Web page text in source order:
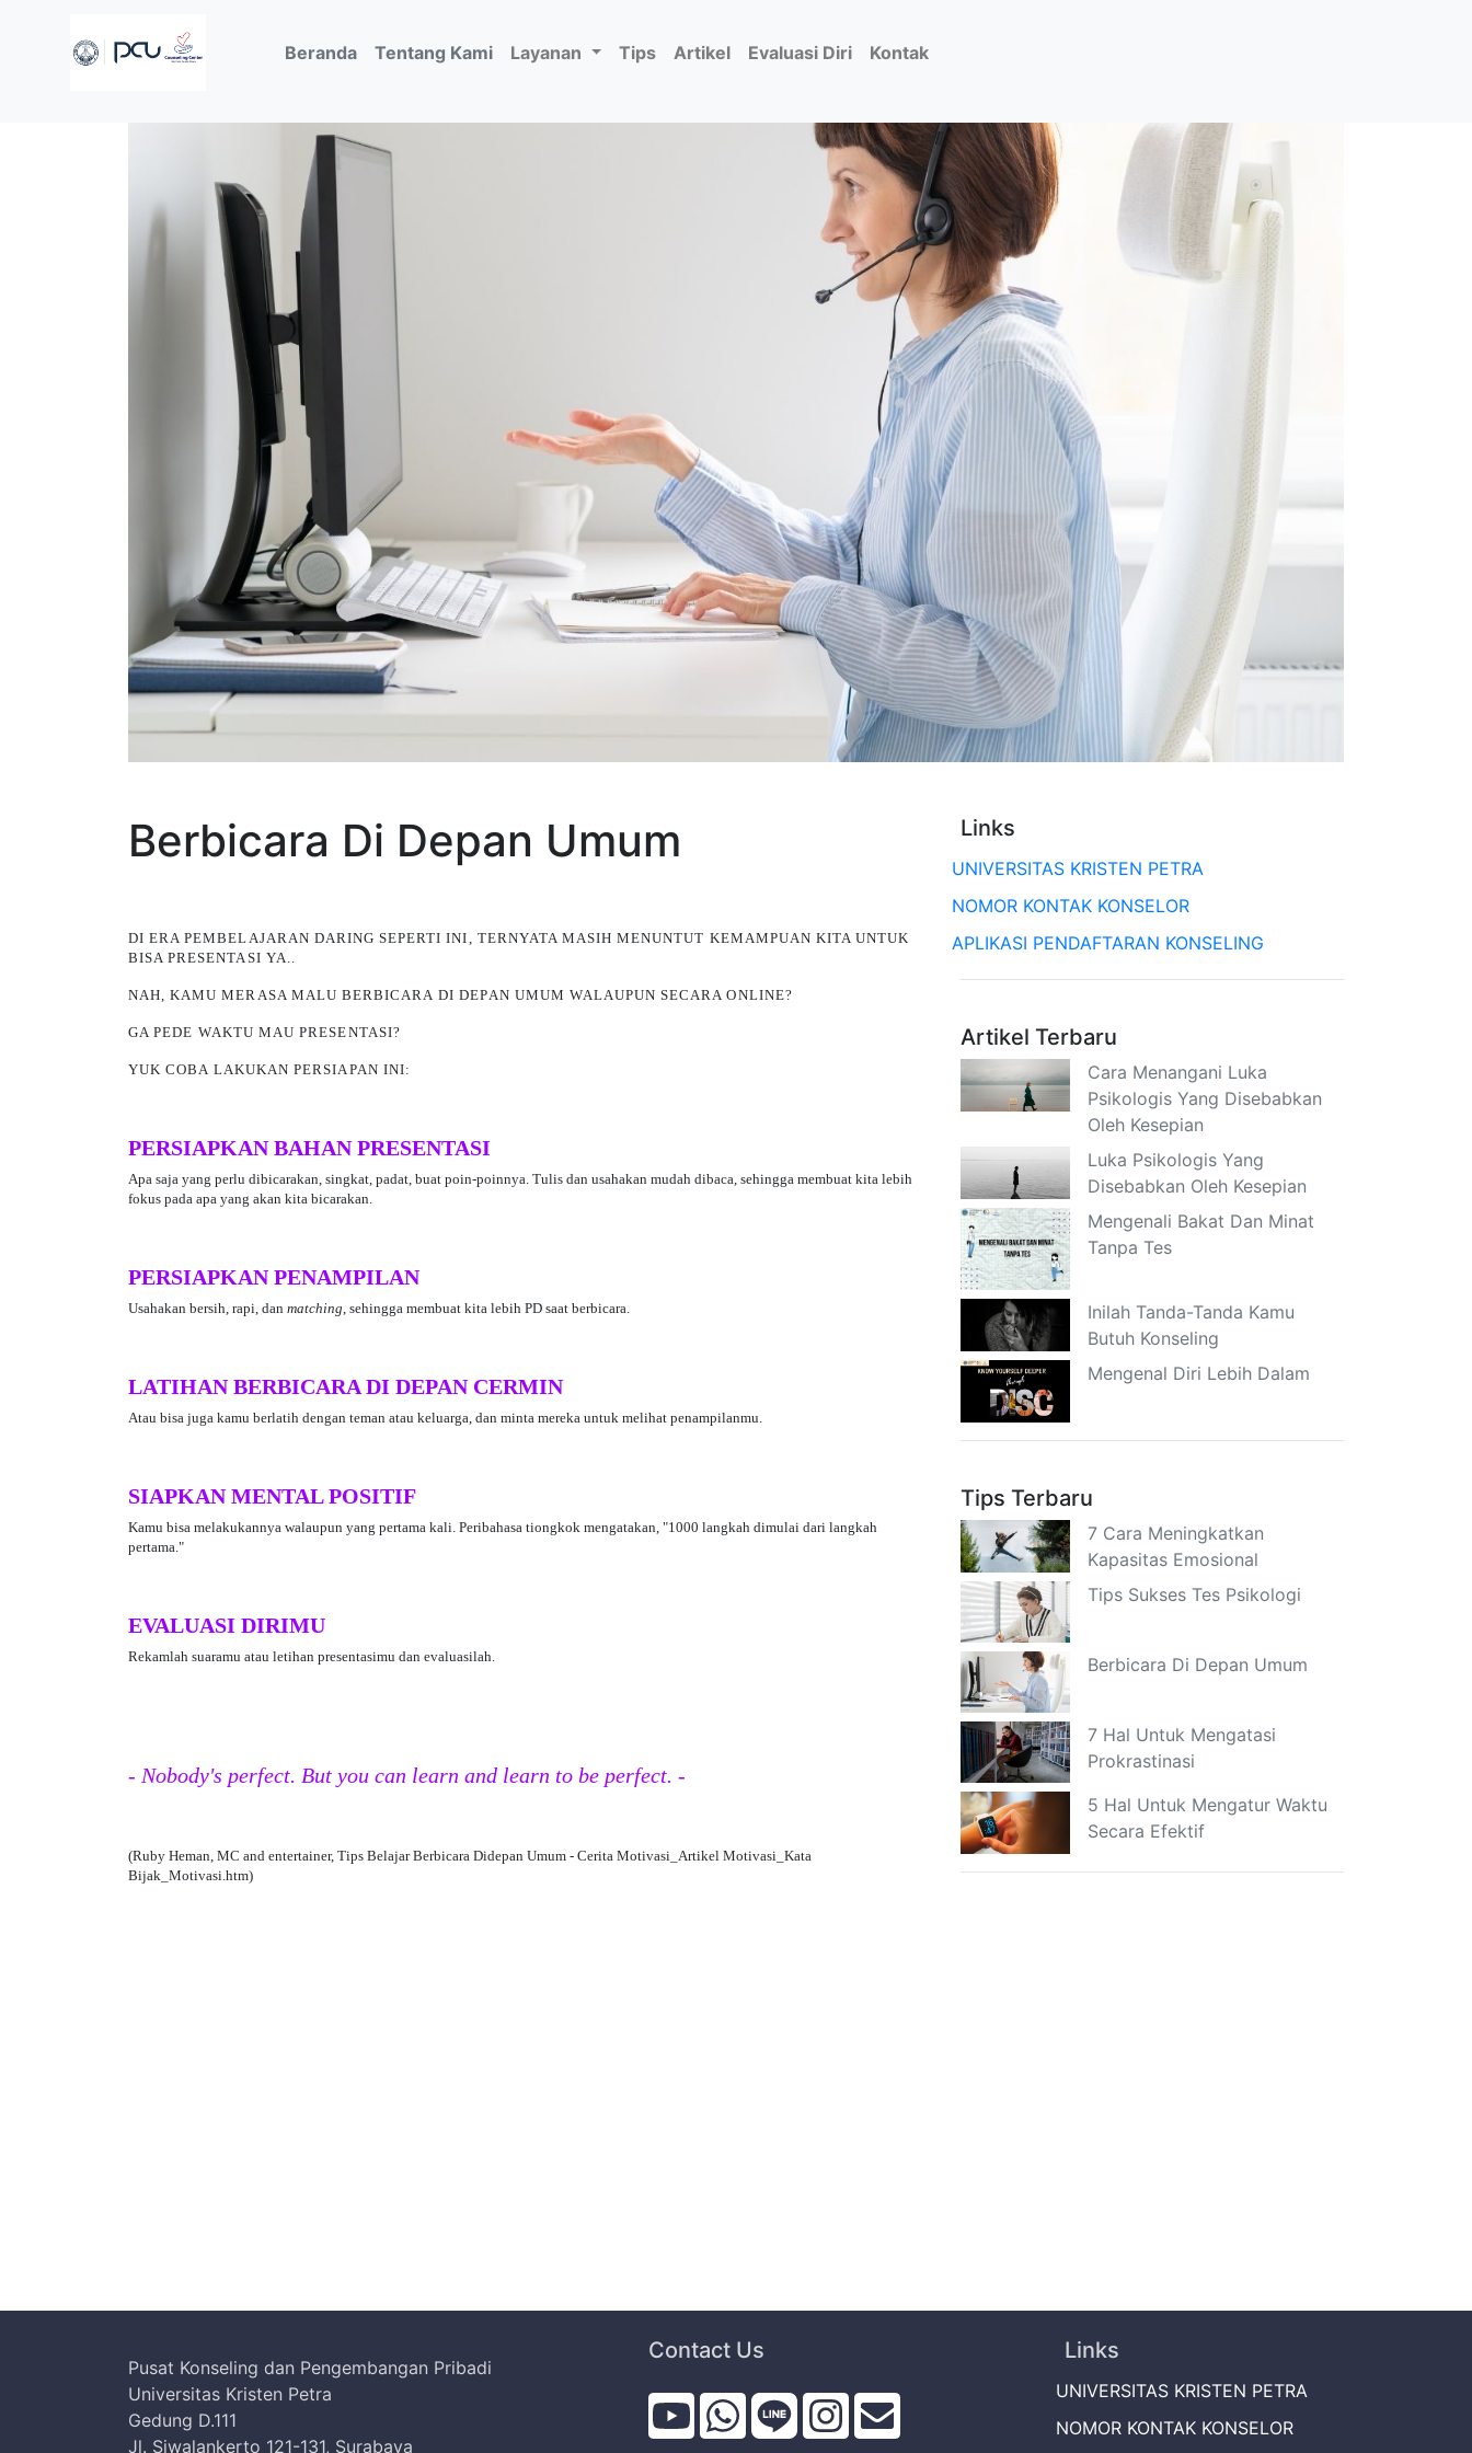
Beranda(current)
Tentang Kami Layanan Tips Artikel Evaluasi Diri Kontak
Berbicara Di Depan Umum
DI ERA PEMBELAJARAN DARING SEPERTI INI, TERNYATA MASIH MENUNTUT KEMAMPUAN KITA UNTUK
BISA PRESENTASI YA..
NAH, KAMU MERASA MALU BERBICARADI DEPAN UMUM WALAUPUN SECARA ONLINE?
GA PEDE WAKTU MAU PRESENTASI?
YUK COBA LAKUKAN PERSIAPAN INI:
PERSIAPKAN BAHAN PRESENTASI
Apa saja yang perlu dibicarakan, singkat, padat, buat poin-poinnya. Tulis dan usahakan mudah dibaca, sehingga membuat kita lebih
fokus pada apa yang akan kita bicarakan.
PERSIAPKAN PENAMPILAN
Usahakan bersih, rapi, dan matching, sehingga membuat kita lebih PD saat berbicara.
LATIHAN BERBICARA DI DEPAN CERMIN
Atau bisa juga kamu berlatih dengan teman atau keluarga, dan minta mereka untuk melihat penampilanmu.
SIAPKAN MENTAL POSITIF
Kamu bisa melakukannya walaupun yang pertama kali. Peribahasa tiongkok mengatakan, "1000 langkah dimulai dari langkah
pertama."
EVALUASI DIRIMU
Rekamlah suaramu atau letihan presentasimu dan evaluasilah.
- Nobody's perfect. But you can learn and learn to be perfect. -
(Ruby Heman, MC and entertainer, Tips Belajar Berbicara Didepan Umum - Cerita Motivasi_Artikel Motivasi_Kata
Bijak_Motivasi.htm)
Links
UNIVERSITAS KRISTEN PETRA
NOMOR KONTAK KONSELOR
APLIKASI PENDAFTARAN KONSELING
Artikel Terbaru
Cara Menangani Luka
Psikologis Yang Disebabkan
Oleh Kesepian
Luka Psikologis Yang
Disebabkan Oleh Kesepian
Mengenali Bakat Dan Minat
Tanpa Tes
Inilah Tanda-Tanda Kamu
Butuh Konseling
Mengenal Diri Lebih Dalam
Tips Terbaru
7 Cara Meningkatkan
Kapasitas Emosional
Tips Sukses Tes Psikologi
Berbicara Di Depan Umum
7 Hal Untuk Mengatasi
Prokrastinasi
5 Hal Untuk Mengatur Waktu
Secara Efektif
Pusat Konseling dan Pengembangan Pribadi
Universitas Kristen Petra
Gedung D.111
Jl. Siwalankerto 121-131, Surabaya
Contact Us Links
UNIVERSITAS KRISTEN PETRA
NOMOR KONTAK KONSELOR